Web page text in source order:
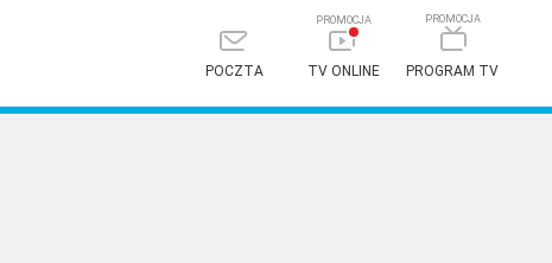
POCZTA TV ONLINE PROGRAM TV